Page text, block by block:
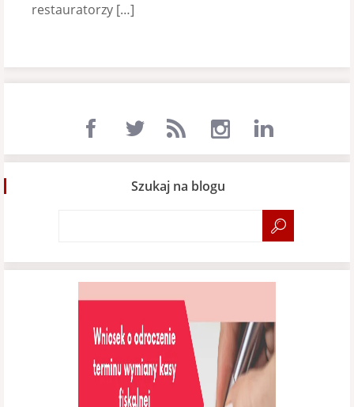
restauratorzy […]
Szukaj na blogu